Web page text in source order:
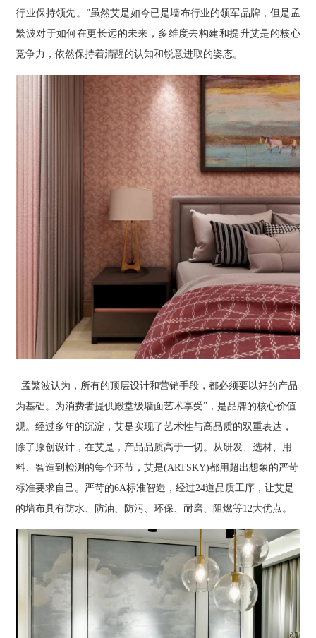
行业保持领先。”虽然艾是如今已是墙布行业的领军品牌，但是孟
繁波对于如何在更长远的未来，多维度去构建和提升艾是的核心
竞争力，依然保持着清醒的认知和锐意进取的姿态。
孟繁波认为，所有的顶层设计和营销手段，都必须要以好的产品
为基础。为消费者提供殿堂级墙面艺术享受”，是品牌的核心价值
观。经过多年的沉淀，艾是实现了艺术性与高品质的双重表达，
除了原创设计，在艾是，产品品质高于一切。从研发、选材、用
料、智造到检测的每个环节，艾是(ARTSKY)都用超出想象的严苛
标准要求自己。严苛的6A标准智造，经过24道品质工序，让艾是
的墙布具有防水、防油、防污、环保、耐磨、阻燃等12大优点。